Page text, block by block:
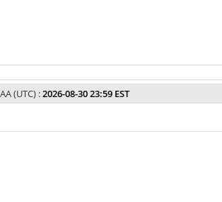
(UTC) :2026-08-30 23:59 EST